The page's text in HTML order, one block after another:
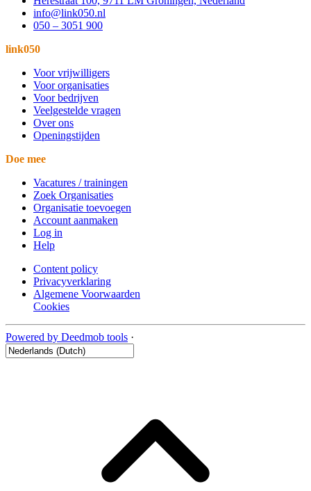
info@link050.nl
050 – 3051 900
link050
Voor vrijwilligers
Voor organisaties
Voor bedrijven
Veelgestelde vragen
Over ons
Openingstijden
Doe mee
Vacatures / trainingen
Zoek Organisaties
Organisatie toevoegen
Account aanmaken
Log in
Help
Content policy
Privacyverklaring
Algemene Voorwaarden
Cookies
Powered by Deedmob tools ·